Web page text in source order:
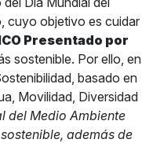
cuyo objetivo es cuidar
Presentado por
sostenible. Por ello, en
basado en
Movilidad, Diversidad
del Medio Ambiente
además de